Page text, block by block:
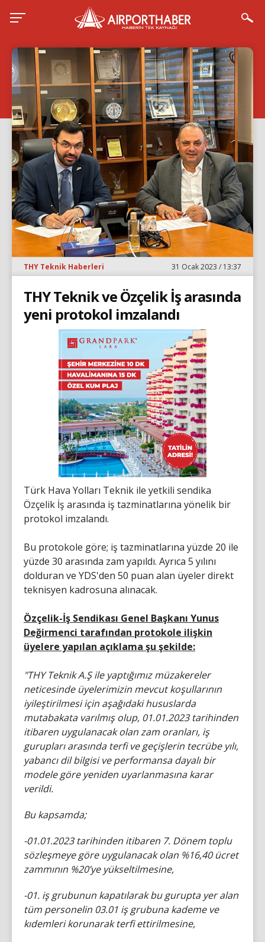
THY Teknik Haberleri 31 Ocak 2023 / 13:37
THY Teknik ve Özçelik İş arasında
yeni protokol imzalandı
Türk Hava Yolları Teknik ile yetkili sendika
Özçelik İş arasında iş tazminatlarına yönelik bir
protokol imzalandı.
Bu protokole göre; iş tazminatlarına yüzde 20 ile
yüzde 30 arasında zam yapıldı. Ayrıca 5 yılını
dolduran ve YDS'den 50 puan alan üyeler direkt
teknisyen kadrosuna alınacak.
Özçelik-İş Sendikası Genel Başkanı Yunus
Değirmenci tarafından protokole ilişkin
üyelere yapılan açıklama şu şekilde:
"THY Teknik A.Ş ile yaptığımız müzakereler
neticesinde üyelerimizin mevcut koşullarının
iyileştirilmesi için aşağıdaki hususlarda
mutabakata varılmış olup, 01.01.2023 tarihinden
itibaren uygulanacak olan zam oranları, iş
gurupları arasında terfi ve geçişlerin tecrübe yılı,
yabancı dil bilgisi ve performansa dayalı bir
modele göre yeniden uyarlanmasına karar
verildi.
Bu kapsamda;
-01.01.2023 tarihinden itibaren 7. Dönem toplu
sözleşmeye göre uygulanacak olan %16,40 ücret
zammının %20’ye yükseltilmesine,
-01. iş grubunun kapatılarak bu gurupta yer alan
tüm personelin 03.01 iş grubuna kademe ve
kıdemleri korunarak terfi ettirilmesine,